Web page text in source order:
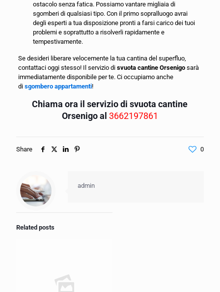
ostacolo senza fatica. Possiamo vantare migliaia di
sgomberi di qualsiasi tipo. Con il primo sopralluogo avrai
degli esperti a tua disposizione pronti a farsi carico dei tuoi
problemi e soprattutto a risolverli rapidamente e
tempestivamente.
Se desideri liberare velocemente la tua cantina del superfluo,
contattaci oggi stesso! Il servizio di svuota cantine Orsenigo sarà
immediatamente disponibile per te. Ci occupiamo anche
di sgombero appartamenti!
Chiama ora il servizio di svuota cantine
Orsenigo al 3662197861
Share 0
admin
Related posts